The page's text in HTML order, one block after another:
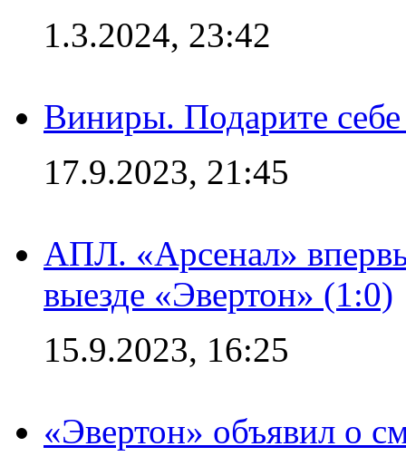
1.3.2024, 23:42
Виниры. Подарите
17.9.2023, 21:45
АПЛ. «Арсенал»
выезде «Эвертон» (1:0)
15.9.2023, 16:25
«Эвертон» объявил о